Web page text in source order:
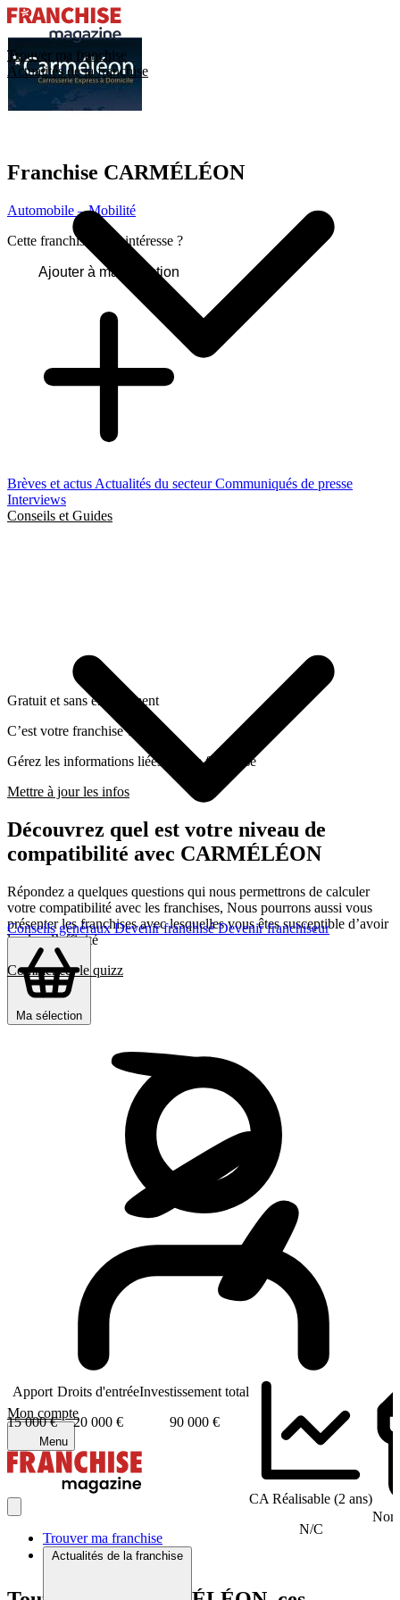
Trouver ma franchise
Actualités de la franchise
Brèves et actus Actualités du secteurCommuniqués de presse
Interviews
Conseils et Guides
Conseils générauxDevenir franchiséDevenir franchiseur
Ma sélection
Mon compte
Menu
Trouver ma franchise
Actualités de la franchise
Franchise CARMÉLÉON
Automobile – Mobilité
Cette franchise vous intéresse ?
Ajouter à ma sélection
Gratuit et sans engagement
C’est votre franchise ?
Gérez les informations liées a cette franchise
Mettre à jour les infos
Découvrez quel est votre niveau de
compatibilité avec CARMÉLÉON
Répondez a quelques questions qui nous permettrons de calculer
votre compatibilité avec les franchises, Nous pourrons aussi vous
présenter les franchises avec lesquelles vous êtes susceptible d’avoir
le plus d’affinité
Commencer le quizz
Apport
15 000 €
Droits d'entrée
20 000 €
Investissement total
90 000 €
CA Réalisable (2 ans)
N/C